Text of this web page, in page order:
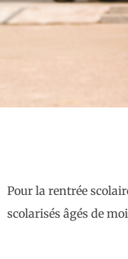
Pour la rentrée
scolarisés âgés de